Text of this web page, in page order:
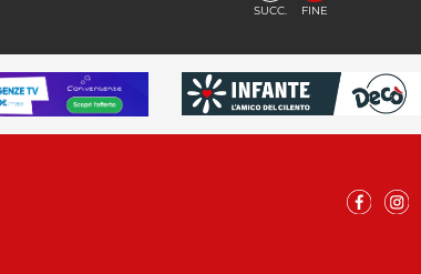
SUCC. FINE